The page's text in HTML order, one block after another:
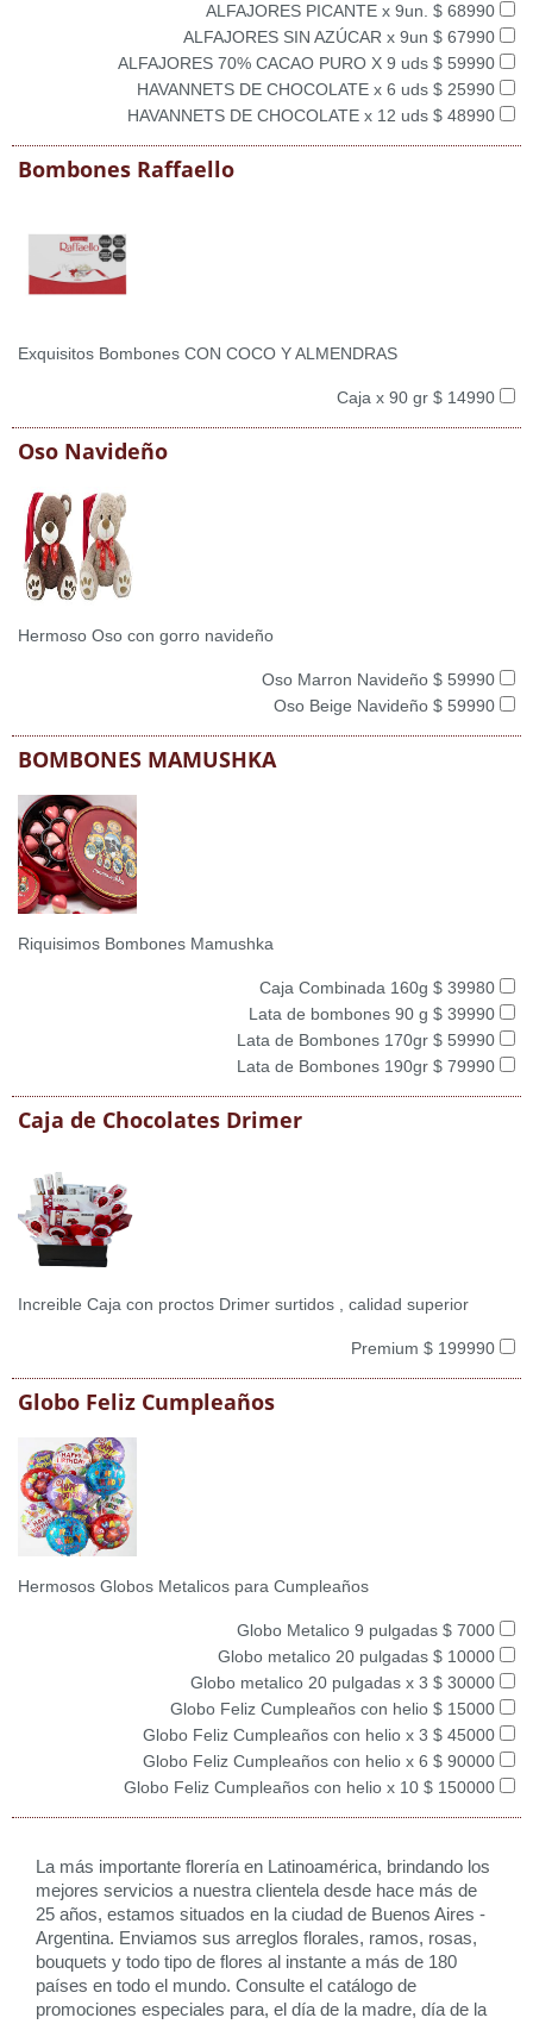
ALFAJORES PICANTE x 9un. $ 68990
ALFAJORES SIN AZÚCAR x 9un $ 67990
ALFAJORES 70% CACAO PURO X 9 uds $ 59990
HAVANNETS DE CHOCOLATE x 6 uds $ 25990
HAVANNETS DE CHOCOLATE x 12 uds $ 48990
Bombones Raffaello
Exquisitos Bombones CON COCO Y ALMENDRAS
Caja x 90 gr $ 14990
Oso Navideño
Hermoso Oso con gorro navideño
Oso Marron Navideño $ 59990
Oso Beige Navideño $ 59990
BOMBONES MAMUSHKA
Riquisimos Bombones Mamushka
Caja Combinada 160g $ 39980
Lata de bombones 90 g $ 39990
Lata de Bombones 170gr $ 59990
Lata de Bombones 190gr $ 79990
Caja de Chocolates Drimer
Increible Caja con proctos Drimer surtidos , calidad superior
Premium $ 199990
Globo Feliz Cumpleaños
Hermosos Globos Metalicos para Cumpleaños
Globo Metalico 9 pulgadas $ 7000
Globo metalico 20 pulgadas $ 10000
Globo metalico 20 pulgadas x 3 $ 30000
Globo Feliz Cumpleaños con helio $ 15000
Globo Feliz Cumpleaños con helio x 3 $ 45000
Globo Feliz Cumpleaños con helio x 6 $ 90000
Globo Feliz Cumpleaños con helio x 10 $ 150000
La más importante florería en Latinoamérica, brindando los
mejores servicios a nuestra clientela desde hace más de
25 años, estamos situados en la ciudad de Buenos Aires -
Argentina. Enviamos sus arreglos florales, ramos, rosas,
bouquets y todo tipo de flores al instante a más de 180
países en todo el mundo. Consulte el catálogo de
promociones especiales para, el día de la madre, día de la